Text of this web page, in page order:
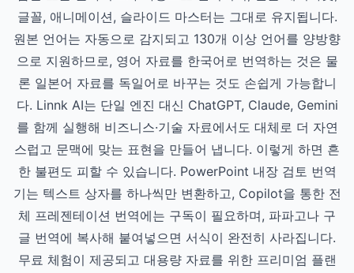
글꼴, 애니메이션, 슬라이드 마스터는 그대로 유지됩니다.
원본 언어는 자동으로 감지되고 130개 이상 언어를 양방향
으로 지원하므로, 영어 자료를 한국어로 번역하는 것은 물
론 일본어 자료를 독일어로 바꾸는 것도 손쉽게 가능합니
다. Linnk AI는 단일 엔진 대신 ChatGPT, Claude, Gemini
를 함께 실행해 비즈니스·기술 자료에서도 대체로 더 자연
스럽고 문맥에 맞는 표현을 만들어 냅니다. 이렇게 하면 흔
한 불편도 피할 수 있습니다. PowerPoint 내장 검토 번역
기는 텍스트 상자를 하나씩만 변환하고, Copilot을 통한 전
체 프레젠테이션 번역에는 구독이 필요하며, 파파고나 구
글 번역에 복사해 붙여넣으면 서식이 완전히 사라집니다.
무료 체험이 제공되고 대용량 자료를 위한 프리미엄 플랜